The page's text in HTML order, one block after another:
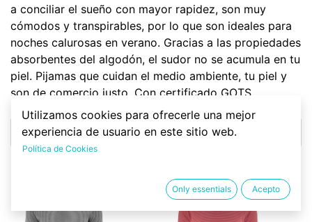
a conciliar el sueño con mayor rapidez, son muy
cómodos y transpirables, por lo que son ideales para
noches calurosas en verano. Gracias a las propiedades
absorbentes del algodón, el sudor no se acumula en tu
piel. Pijamas que cuidan el medio ambiente, tu piel y
son de comercio justo. Con certificado GOTS.
Más info
Utilizamos cookies para ofrecerle una mejor
experiencia de usuario en este sitio web.
Política de Cookies
Only essentials Acepto